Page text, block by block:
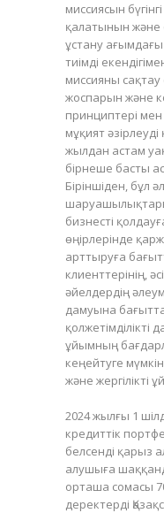
миссиясын
қалатынын және
ұстану
тиімді
миссияны
жоспарын және
принциптері мен
мұқият
жылдан астам
бірнеше басты
Біріншіден, бұл
бизнесті
өңірлерінде
арттыруға
клиенттерінің,
әйелдердің
дамуына
қолжетімділікті
ұйымның
кеңейтуге
және
2024 жылғы 1
кредиттік
белсенді қарыз
алушыға
орташа сомасы
деректерді